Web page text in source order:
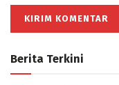
Berita Terkini